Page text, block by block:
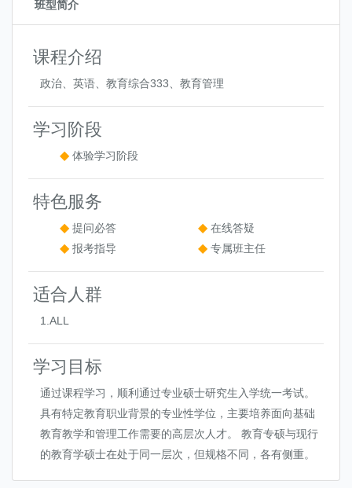
班型简介
课程介绍
政治、英语、教育综合333、教育管理
学习阶段
体验学习阶段
特色服务
提问必答
在线答疑
报考指导
专属班主任
适合人群
1.ALL
学习目标
通过课程学习，顺利通过专业硕士研究生入学统一考试。
具有特定教育职业背景的专业性学位，主要培养面向基础
教育教学和管理工作需要的高层次人才。 教育专硕与现行
的教育学硕士在处于同一层次，但规格不同，各有侧重。